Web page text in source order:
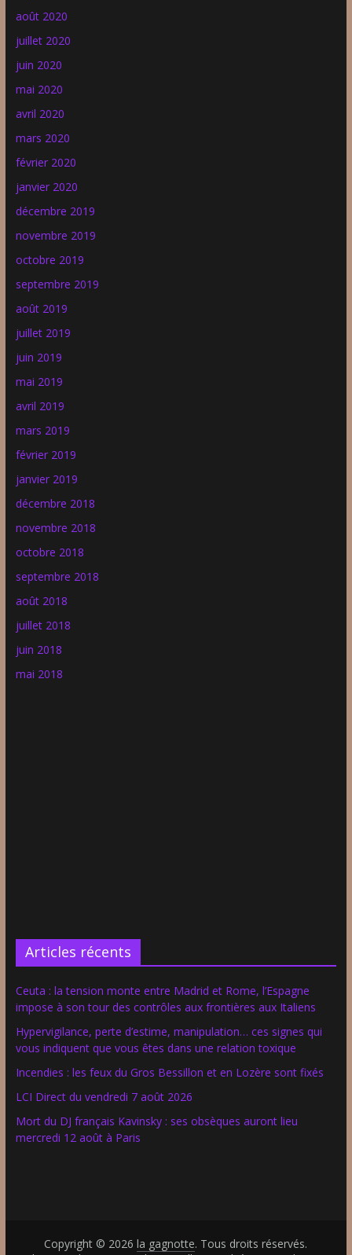
août 2020
juillet 2020
juin 2020
mai 2020
avril 2020
mars 2020
février 2020
janvier 2020
décembre 2019
novembre 2019
octobre 2019
septembre 2019
août 2019
juillet 2019
juin 2019
mai 2019
avril 2019
mars 2019
février 2019
janvier 2019
décembre 2018
novembre 2018
octobre 2018
septembre 2018
août 2018
juillet 2018
juin 2018
mai 2018
Articles récents
Ceuta : la tension monte entre Madrid et Rome, l’Espagne
impose à son tour des contrôles aux frontières aux Italiens
Hypervigilance, perte d’estime, manipulation… ces signes qui
vous indiquent que vous êtes dans une relation toxique
Incendies : les feux du Gros Bessillon et en Lozère sont fixés
LCI Direct du vendredi 7 août 2026
Mort du DJ français Kavinsky : ses obsèques auront lieu
mercredi 12 août à Paris
Copyright © 2026la gagnotte. Tous droits réservés.